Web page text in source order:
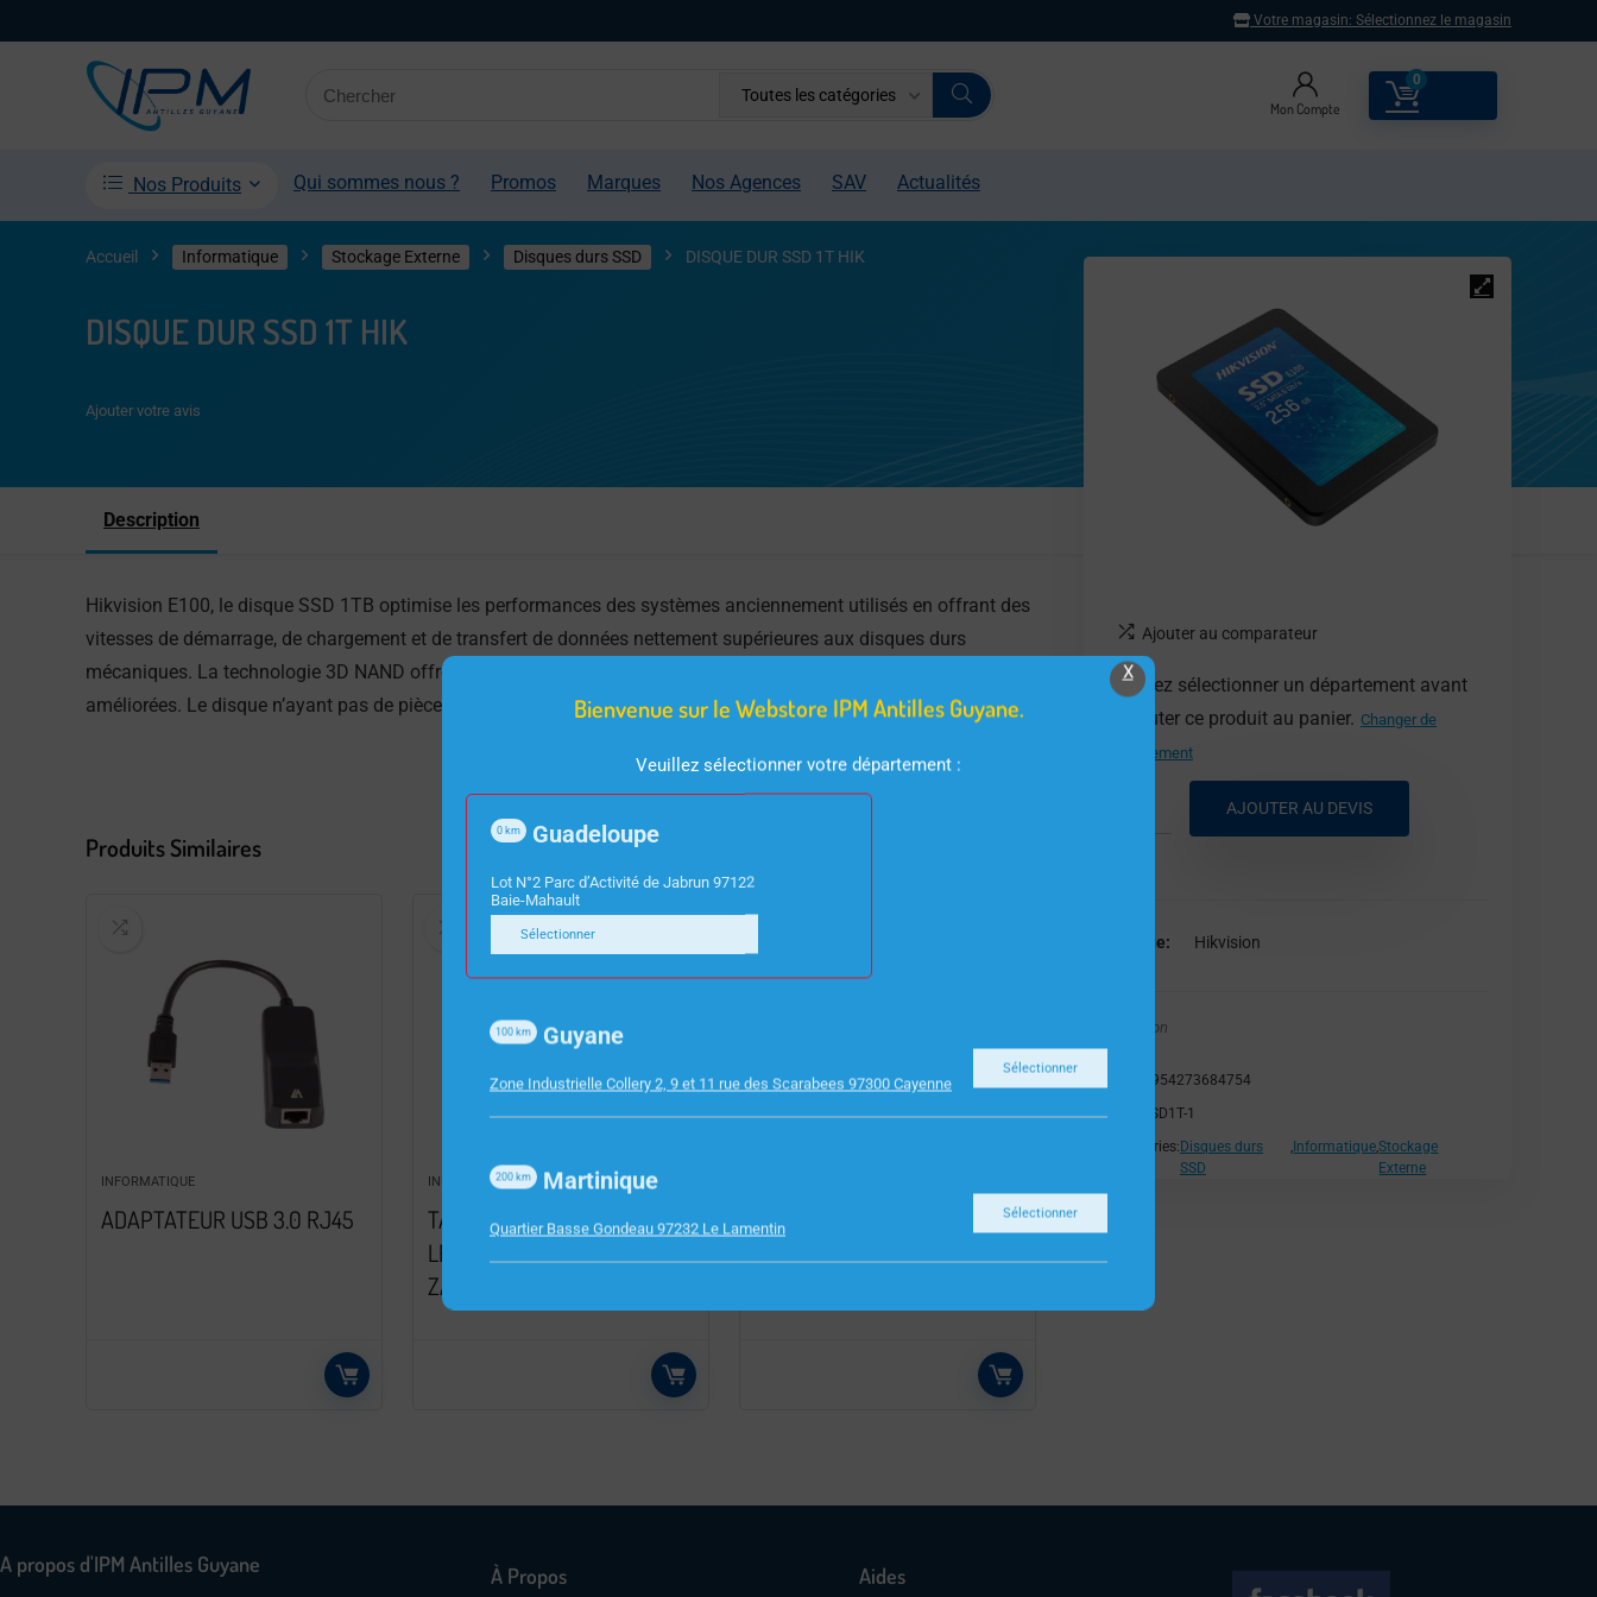
Votre magasin: Sélectionnez le magasin
Toutes les catégories
Mon Compte
0
Nos Produits Qui sommes nous ? Promos Marques Nos Agences SAV Actualités
Accueil Informatique Stockage Externe Disques durs SSD DISQUE DUR SSD 1T HIK
DISQUE DUR SSD 1T HIK
Ajouter au comparateur
Veuillez sélectionner un département avant
d'ajouter ce produit au panier. Changer de
département
AJOUTER AU DEVIS
Marque Hikvision
Hikvision
6954273684754
SSD1T-1
Catégories:Disques durs
SSD
Informatique,Stockage
Externe
Ajouter votre avis
Description
Hikvision E100, le disque SSD 1TB optimise les performances des systèmes anciennement utilisés en offrant des
vitesses de démarrage, de chargement et de transfert de données nettement supérieures aux disques durs
mécaniques. La technologie 3D NAND offre une plus grande capacité, des performances et une stabilité
améliorées. Le disque n’ayant pas de pièces mobiles, son fonctionnement est silencieux.
Produits Similaires
INFORMATIQUE
ADAPTATEUR USB 3.0 RJ45
INFORMATIQUE
TABLETTE RESERVE
LENOVO 9″ M9 3Go/32GB
ZAC30123SE
CABLE RJ45 F/UTP CAT6
A propos d'IPM Antilles Guyane À Propos Aides
X
Bienvenue sur le Webstore IPM Antilles Guyane.
Veuillez sélectionner votre département :
Guadeloupe
0 km
Lot N°2 Parc d’Activité de Jabrun 97122
Baie-Mahault
Sélectionner
Guyane
100 km
Zone Industrielle Collery 2, 9 et 11 rue des Scarabees 97300 Cayenne
Sélectionner
Martinique
200 km
Quartier Basse Gondeau 97232 Le Lamentin
Sélectionner